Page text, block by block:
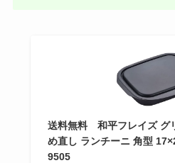
送料無料 和平フレイズ グ
め直し ランチーニ 角型
9505